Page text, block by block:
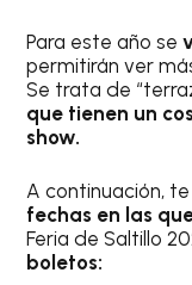
Para este año se
permitirán ver
Se trata de
que tienen un
show.
A continuación,
fechas en las
Feria de Saltillo
boletos: